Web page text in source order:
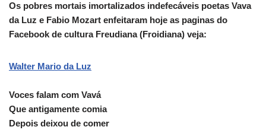
Os pobres mortais imortalizados indefecáveis poetas Vava
da Luz e Fabio Mozart enfeitaram hoje as paginas do
Facebook de cultura Freudiana (Froidiana) veja:
Walter Mario da Luz
Voces falam com Vavá
Que antigamente comia
Depois deixou de comer